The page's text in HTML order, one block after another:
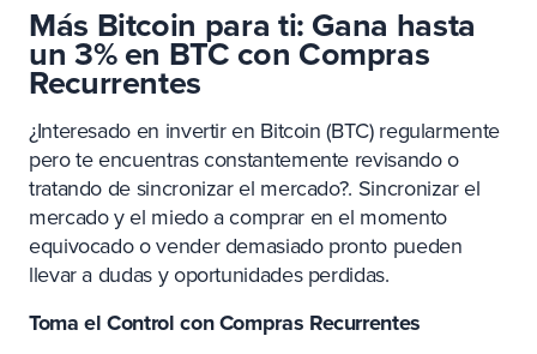
Más Bitcoin para ti: Gana hasta
un 3% en BTC con Compras
Recurrentes
¿Interesado en invertir en Bitcoin (BTC) regularmente
pero te encuentras constantemente revisando o
tratando de sincronizar el mercado?. Sincronizar el
mercado y el miedo a comprar en el momento
equivocado o vender demasiado pronto pueden
llevar a dudas y oportunidades perdidas.
Toma el Control con Compras Recurrentes